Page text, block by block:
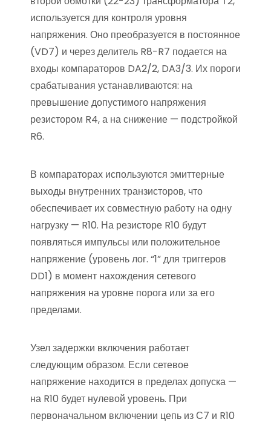
используется для контроля уровня
напряжения. Оно преобразуется в постоянное
(VD7) и через делитель R8-R7 подается на
входы компараторов DA2/2, DA3/3. Их пороги
срабатывания устанавливаются: на
превышение допустимого напряжения
резистором R4, а на снижение — подстройкой
R6.
В компараторах используются эмиттерные
выходы внутренних транзисторов, что
обеспечивает их совместную работу на одну
нагрузку — R10. На резисторе R10 будут
появляться импульсы или положительное
напряжение (уровень лог. “1” для триггеров
DD1) в момент нахождения сетевого
напряжения на уровне порога или за его
пределами.
Узел задержки включения работает
следующим образом. Если сетевое
напряжение находится в пределах допуска —
на R10 будет нулевой уровень. При
первоначальном включении цепь из С7 и R10